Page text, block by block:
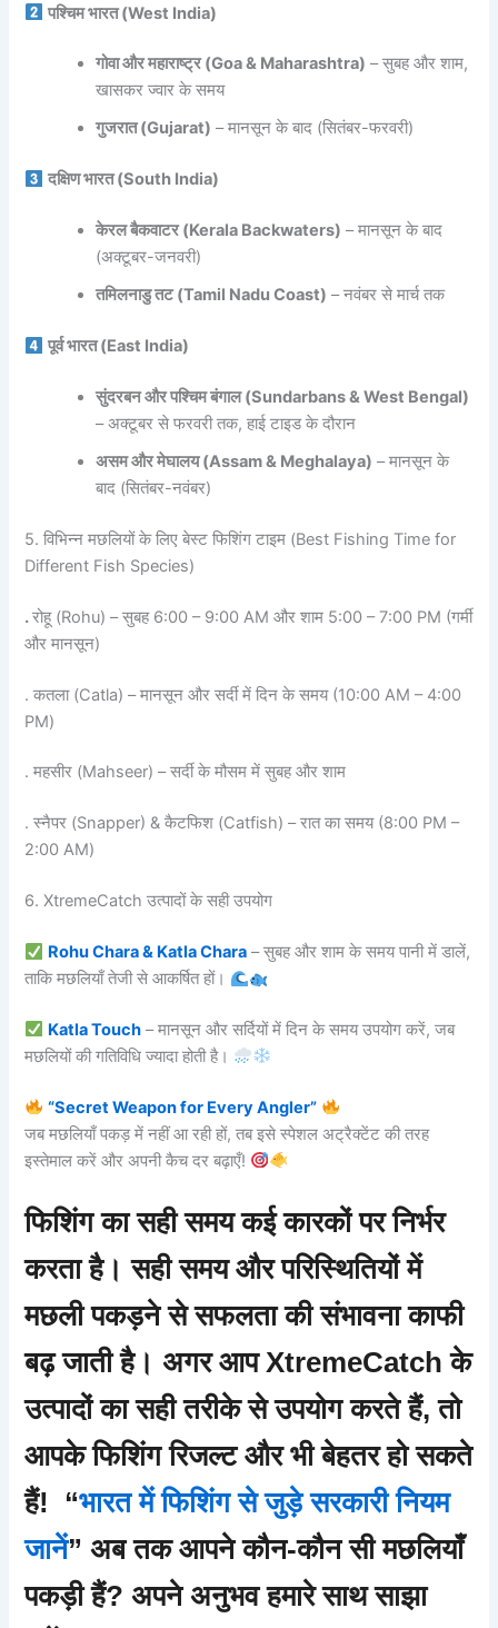
पश्चिम भारत (West India)
गोवा और महाराष्ट्र (Goa & Maharashtra) – सुबह और शाम,
खासकर ज्वार के समय
गुजरात (Gujarat) – मानसून के बाद (सितंबर-फरवरी)
दक्षिण भारत (South India)
केरल बैकवाटर (Kerala Backwaters) – मानसून के बाद
(अक्टूबर-जनवरी)
तमिलनाडु तट (Tamil Nadu Coast) – नवंबर से मार्च तक
पूर्व भारत (East India)
सुंदरबन और पश्चिम बंगाल (Sundarbans & West Bengal)
– अक्टूबर से फरवरी तक, हाई टाइड के दौरान
असम और मेघालय (Assam & Meghalaya) – मानसून के
बाद (सितंबर-नवंबर)
5. विभिन्न मछलियों के लिए बेस्ट फिशिंग टाइम (Best Fishing Time for
Different Fish Species)
.रोहू (Rohu) – सुबह 6:00 – 9:00 AM और शाम 5:00 – 7:00 PM (गर्मी
और मानसून)
. कतला (Catla) – मानसून और सर्दी में दिन के समय (10:00 AM – 4:00
PM)
. महसीर (Mahseer) – सर्दी के मौसम में सुबह और शाम
. स्नैपर (Snapper) & कैटफिश (Catfish) – रात का समय (8:00 PM –
2:00 AM)
6. XtremeCatch उत्पादों के सही उपयोग
Rohu Chara & Katla Chara – सुबह और शाम के समय पानी में डालें,
ताकि मछलियाँ तेजी से आकर्षित हों।
Katla Touch – मानसून और सर्दियों में दिन के समय उपयोग करें, जब
मछलियों की गतिविधि ज्यादा होती है।
“Secret Weapon for Every Angler”
जब मछलियाँ पकड़ में नहीं आ रही हों, तब इसे स्पेशल अट्रैक्टेंट की तरह
इस्तेमाल करें और अपनी कैच दर बढ़ाएँ!
फिशिंग का सही समय कई कारकों पर निर्भर
करता है। सही समय और परिस्थितियों में
मछली पकड़ने से सफलता की संभावना काफी
बढ़ जाती है। अगर आप XtremeCatch के
उत्पादों का सही तरीके से उपयोग करते हैं, तो
आपके फिशिंग रिजल्ट और भी बेहतर हो सकते
हैं! “भारत में फिशिंग से जुड़े सरकारी नियम
जानें” अब तक आपने कौन-कौन सी मछलियाँ
पकड़ी हैं? अपने अनुभव हमारे साथ साझा